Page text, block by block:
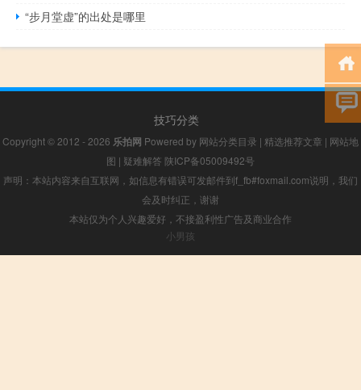
“步月堂虚”的出处是哪里
技巧分类
Copyright © 2012 - 2026 乐拍网 Powered by 网站分类目录 | 精选推荐文章 | 网站地
图 | 疑难解答 陕ICP备05009492号
声明：本站内容来自互联网，如信息有错误可发邮件到f_fb#foxmail.com说明，我们
会及时纠正，谢谢
本站仅为个人兴趣爱好，不接盈利性广告及商业合作
小男孩